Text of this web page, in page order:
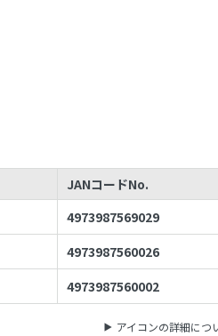
JANコードNo.
4973987569029
4973987560026
4973987560002
アイコンの詳細につ